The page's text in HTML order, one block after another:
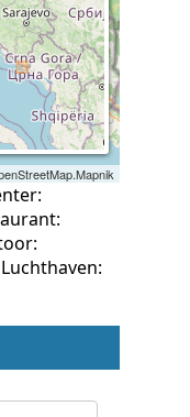
Luchthaven: